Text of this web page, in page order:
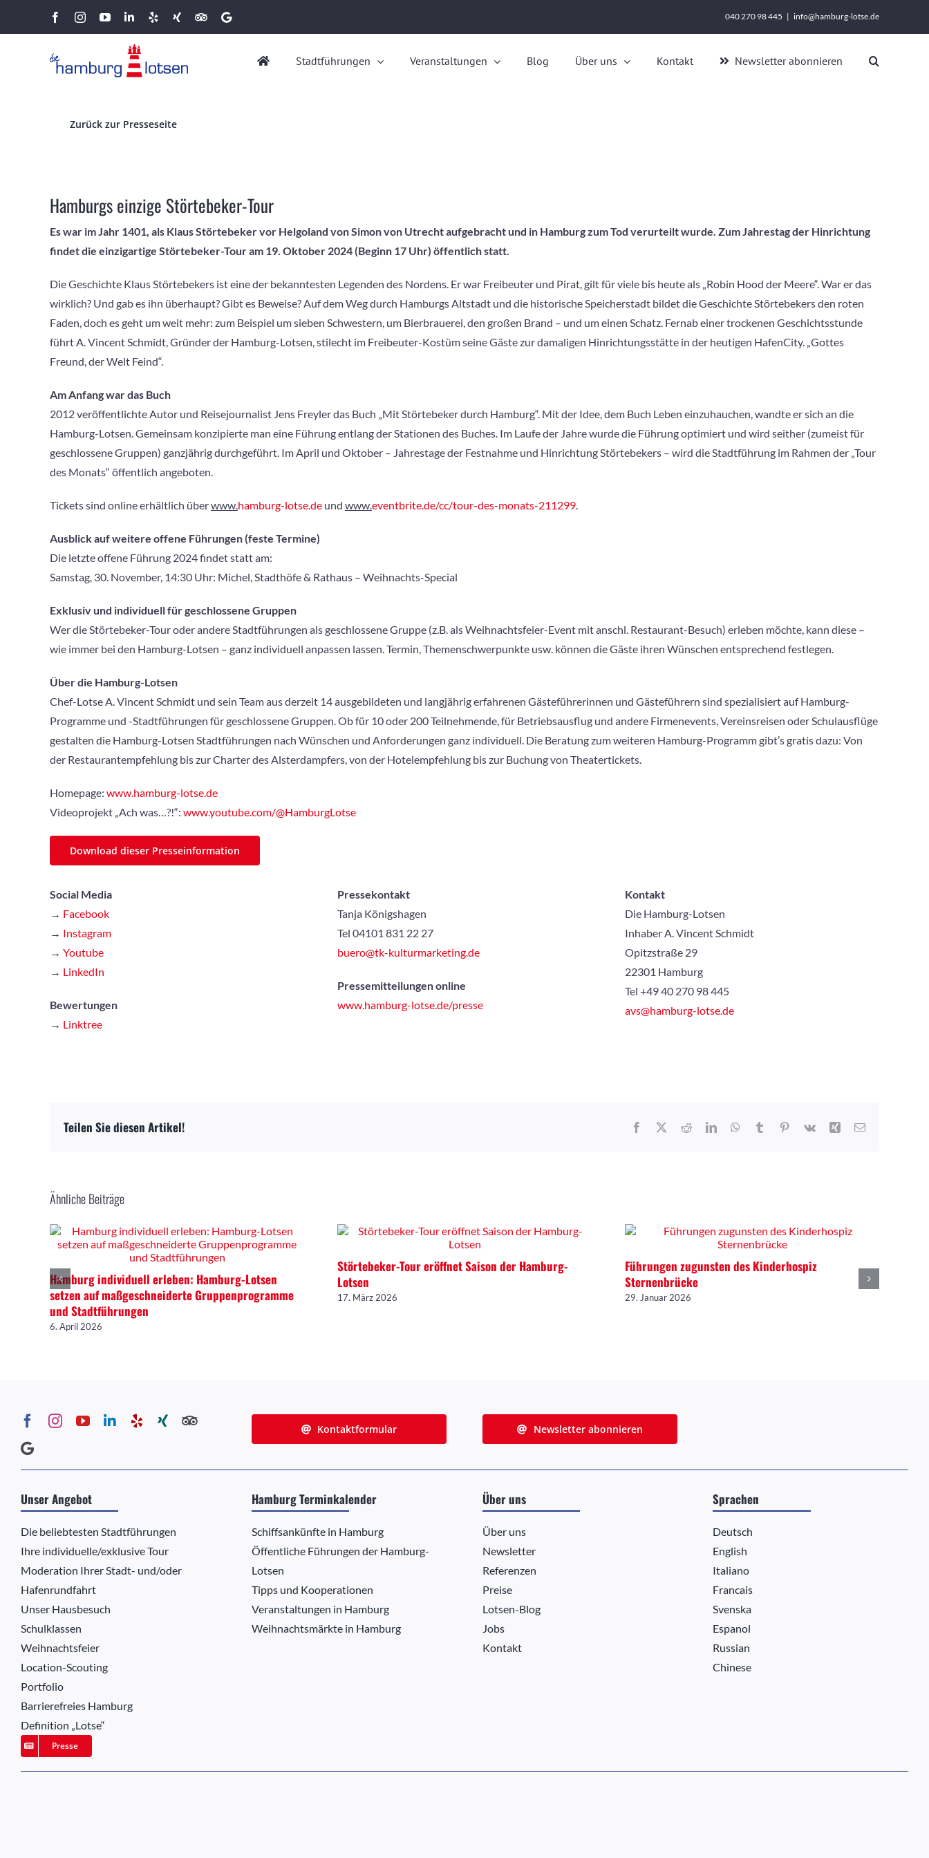
FacebookInstagramYouTubeLinkedIn
YelpXing Tripadvisor
Google 040 270 98 445 | info@hamburg-lotse.de
Stadtführungen Veranstaltungen Blog Über uns Kontakt Newsletter abonnieren
Zurück zur Presseseite
Hamburgs einzige Störtebeker-Tour
Es war im Jahr 1401, als Klaus Störtebeker vor Helgoland von Simon von Utrecht aufgebracht und in Hamburg zum Tod verurteilt wurde. Zum Jahrestag der Hinrichtung
findet die einzigartige Störtebeker-Tour am 19. Oktober 2024 (Beginn 17 Uhr) öffentlich statt.
Die Geschichte Klaus Störtebekers ist eine der bekanntesten Legenden des Nordens. Er war Freibeuter und Pirat, gilt für viele bis heute als „Robin Hood der Meere“. War er das
wirklich? Und gab es ihn überhaupt? Gibt es Beweise? Auf dem Weg durch Hamburgs Altstadt und die historische Speicherstadt bildet die Geschichte Störtebekers den roten
Faden, doch es geht um weit mehr: zum Beispiel um sieben Schwestern, um Bierbrauerei, den großen Brand – und um einen Schatz. Fernab einer trockenen Geschichtsstunde
führt A. Vincent Schmidt, Gründer der Hamburg-Lotsen, stilecht im Freibeuter-Kostüm seine Gäste zur damaligen Hinrichtungsstätte in der heutigen HafenCity. „Gottes
Freund, der Welt Feind“.
Am Anfang war das Buch
2012 veröffentlichte Autor und Reisejournalist Jens Freyler das Buch „Mit Störtebeker durch Hamburg“. Mit der Idee, dem Buch Leben einzuhauchen, wandte er sich an die
Hamburg-Lotsen. Gemeinsam konzipierte man eine Führung entlang der Stationen des Buches. Im Laufe der Jahre wurde die Führung optimiert und wird seither (zumeist für
geschlossene Gruppen) ganzjährig durchgeführt. Im April und Oktober – Jahrestage der Festnahme und Hinrichtung Störtebekers – wird die Stadtführung im Rahmen der „Tour
des Monats“ öffentlich angeboten.
Tickets sind online erhältlich überwww. hamburg-lotse.deund www.eventbrite.de/cc/tour-des-monats-211299.
Ausblick auf weitere offene Führungen (feste Termine)
Die letzte offene Führung 2024 findet statt am:
Samstag, 30. November, 14:30 Uhr: Michel, Stadthöfe & Rathaus – Weihnachts-Special
Exklusiv und individuell für geschlossene Gruppen
Wer die Störtebeker-Tour oder andere Stadtführungen als geschlossene Gruppe (z.B. als Weihnachtsfeier-Event mit anschl. Restaurant-Besuch) erleben möchte, kann diese –
wie immer bei den Hamburg-Lotsen – ganz individuell anpassen lassen. Termin, Themenschwerpunkte usw. können die Gäste ihren Wünschen entsprechend festlegen.
Über die Hamburg-Lotsen
Chef-Lotse A. Vincent Schmidt und sein Team aus derzeit 14 ausgebildeten und langjährig erfahrenen Gästeführerinnen und Gästeführern sind spezialisiert auf Hamburg-
Programme und -Stadtführungen für geschlossene Gruppen. Ob für 10 oder 200 Teilnehmende, für Betriebsausflug und andere Firmenevents, Vereinsreisen oder Schulausflüge
gestalten die Hamburg-Lotsen Stadtführungen nach Wünschen und Anforderungen ganz individuell. Die Beratung zum weiteren Hamburg-Programm gibt’s gratis dazu: Von
der Restaurantempfehlung bis zur Charter des Alsterdampfers, von der Hotelempfehlung bis zur Buchung von Theatertickets.
Homepage: www.hamburg-lotse.de
Videoprojekt „Ach was…?!“: www.youtube.com/@HamburgLotse
Download dieser Presseinformation
Social Media
→ Facebook
→ Instagram
→ Youtube
→ LinkedIn
Bewertungen
→ Linktree
Pressekontakt
Tanja Königshagen
Tel 04101 831 22 27
buero@tk-kulturmarketing.de
Pressemitteilungen online
www.hamburg-lotse.de/presse
Kontakt
Die Hamburg-Lotsen
Inhaber A. Vincent Schmidt
Opitzstraße 29
22301 Hamburg
Tel +49 40 270 98 445
avs@hamburg-lotse.de
Teilen Sie diesen Artikel! Facebook RedditLinkedInWhatsApp
Tumblr Pinterest
Vk Xing E-
Ähnliche Beiträge
Hamburg individuell erleben: Hamburg-Lotsen
setzen auf maßgeschneiderte Gruppenprogramme
und Stadtführungen
6. April 2026
Störtebeker-Tour eröffnet Saison der Hamburg-
Lotsen
17. März 2026
Führungen zugunsten des Kinderhospiz
Sternenbrücke
29. Januar 2026
Kontaktformular Newsletter abonnieren
Unser Angebot
Die beliebtesten Stadtführungen
Ihre individuelle/exklusive Tour
Moderation Ihrer Stadt- und/oder
Hafenrundfahrt
Unser Hausbesuch
Schulklassen
Weihnachtsfeier
Location-Scouting
Portfolio
Barrierefreies Hamburg
Definition „Lotse“
Presse
Hamburg Terminkalender
Schiffsankünfte in Hamburg
Öffentliche Führungen der Hamburg-
Lotsen
Tipps und Kooperationen
Veranstaltungen in Hamburg
Weihnachtsmärkte in Hamburg
Über uns
Über uns
Newsletter
Referenzen
Preise
Lotsen-Blog
Jobs
Kontakt
Sprachen
Deutsch
English
Italiano
Francais
Svenska
Espanol
Russian
Chinese